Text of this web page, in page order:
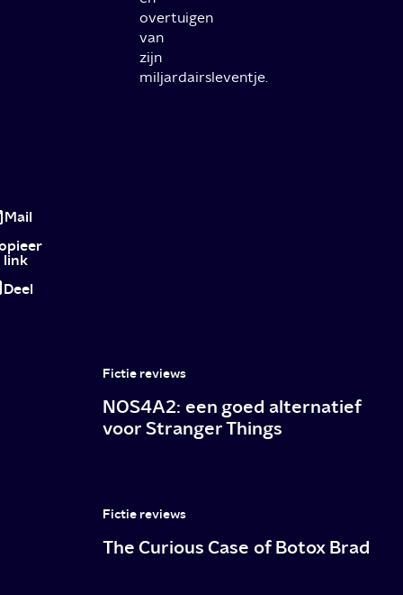
overtuigen
van
zijn
miljardairsleventje.
Tinder
Swindler:
sicke
true
Mail
link
Deel
Fictie reviews
NOS4A2: een goed alternatief
voor Stranger Things
Fictie reviews
The Curious Case of Botox Brad